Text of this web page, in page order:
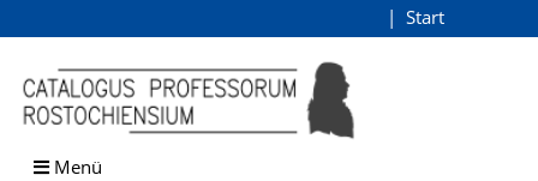
Browsen
direkt zum Inhalt
Start
Menü